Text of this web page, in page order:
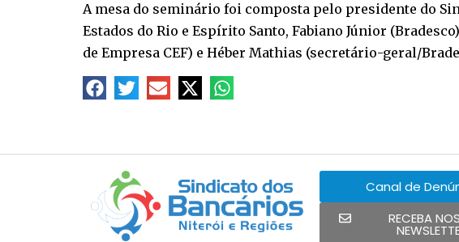
A mesa do seminário foi composta pelo presidente do
Estados do Rio e Espírito Santo, Fabiano Júnior
de Empresa CEF) e Héber Mathias (secretário-geral/
Canal de
RECEBA